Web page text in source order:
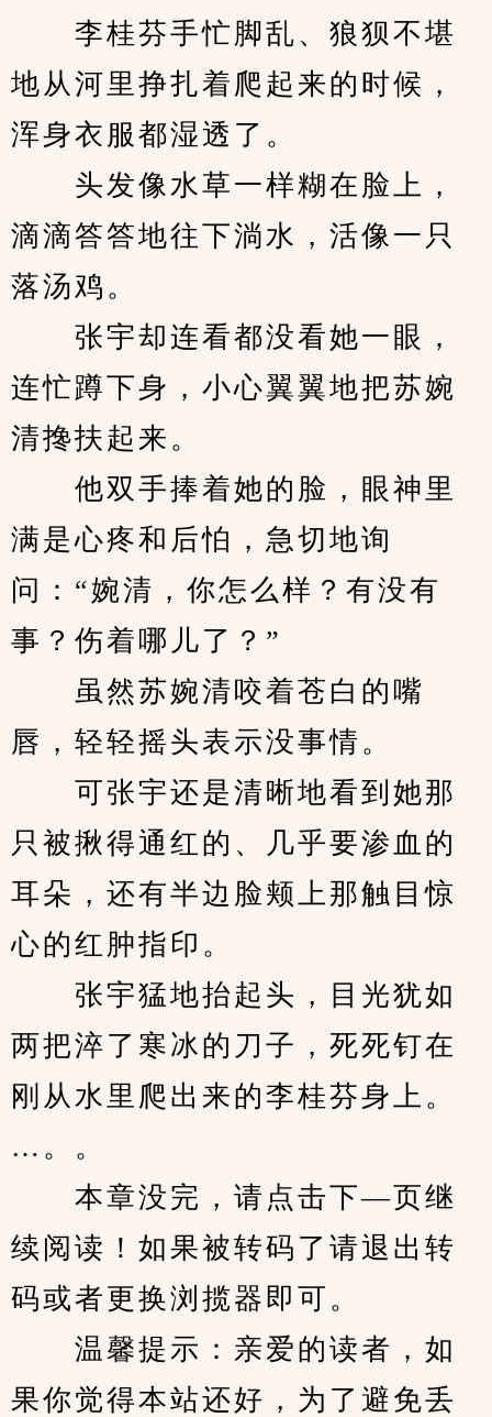
李桂芬手忙脚乱、狼狈不堪
地从河里挣扎着爬起来的时候，
浑身衣服都湿透了。
头发像水草一样糊在脸上，
滴滴答答地往下淌水，活像一只
落汤鸡。
张宇却连看都没看她一眼，
连忙蹲下身，小心翼翼地把苏婉
清搀扶起来。
他双手捧着她的脸，眼神里
满是心疼和后怕，急切地询
问：“婉清，你怎么样？有没有
事？伤着哪儿了？”
虽然苏婉清咬着苍白的嘴
唇，轻轻摇头表示没事情。
可张宇还是清晰地看到她那
只被揪得通红的、几乎要渗血的
耳朵，还有半边脸颊上那触目惊
心的红肿指印。
张宇猛地抬起头，目光犹如
两把淬了寒冰的刀子，死死钉在
刚从水里爬出来的李桂芬身上。
…。。
本章没完，请点击下—页继
续阅读！如果被转码了请退出转
码或者更换浏揽器即可。
温馨提示：亲爱的读者，如
果你觉得本站还好，为了避免丢